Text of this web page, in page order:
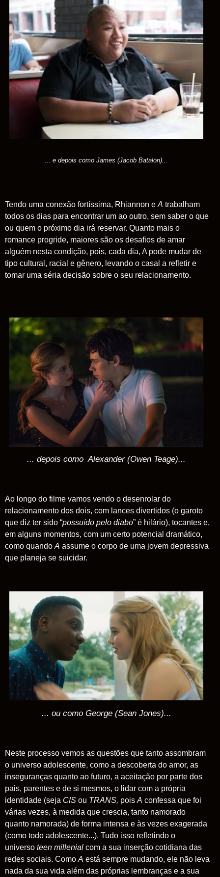
... e depois como James (Jacob Batalon)...
Tendo uma conexão fortíssima, Rhiannon e A trabalham
todos os dias para encontrar um ao outro, sem saber o que
ou quem o próximo dia irá reservar. Quanto mais o
romance progride, maiores são os desafios de amar
alguém nesta condição, pois, cada dia, A pode mudar de
tipo cultural, racial e gênero, levando o casal a refletir e
tomar uma séria decisão sobre o seu relacionamento.
... depois como Alexander (Owen Teage)...
Ao longo do filme vamos vendo o desenrolar do
relacionamento dos dois, com lances divertidos (o garoto
que diz ter sido “possuído pelo diabo” é hilário), tocantes e,
em alguns momentos, com um certo potencial dramático,
como quando A assume o corpo de uma jovem depressiva
que planeja se suicidar.
... ou como George (Sean Jones)...
Neste processo vemos as questões que tanto assombram
o universo adolescente, como a descoberta do amor, as
inseguranças quanto ao futuro, a aceitação por parte dos
pais, parentes e de si mesmos, o lidar com a própria
identidade (seja CIS ou TRANS, pois A confessa que foi
várias vezes, à medida que crescia, tanto namorado
quanto namorada) de forma intensa e às vezes exagerada
(como todo adolescente...). Tudo isso refletindo o
universo teen millenial com a sua inserção cotidiana das
redes sociais. Como A está sempre mudando, ele não leva
nada da sua vida além das próprias lembranças e a sua